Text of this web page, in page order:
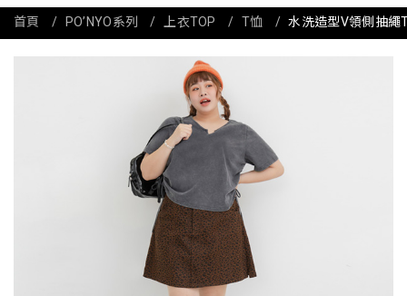
首頁 PO’NYO系列 上衣TOP T恤 水洗造型V領側抽繩